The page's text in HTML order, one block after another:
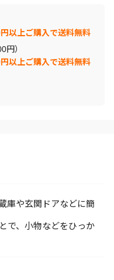
以上ご購入で送料無料
円）
以上ご購入で送料無料
庫や玄関ドアなどに簡
で、小物などをひっか